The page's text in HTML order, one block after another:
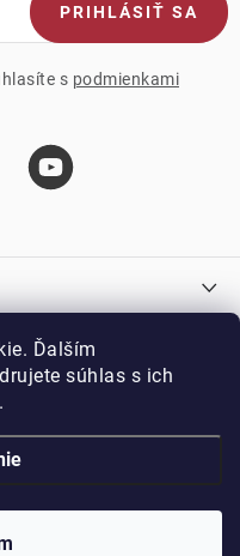
Ďalším
súhlas s ich
.
s podmienkami
PRIHLÁSIŤ SA